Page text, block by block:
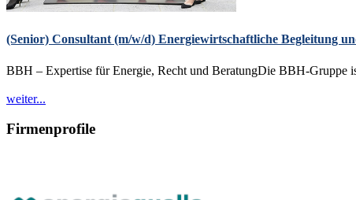
(Senior) Consultant (m/w/d) Energiewirtschaftliche Begleitung
BBH – Expertise für Energie, Recht und BeratungDie BBH-Gruppe
weiter...
Firmenprofile